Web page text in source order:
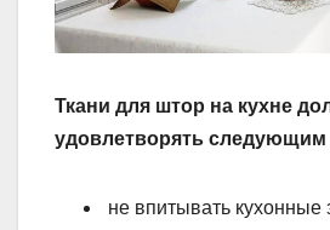
Ткани для штор на кухне
удовлетворять следующим
не впитывать кухонные